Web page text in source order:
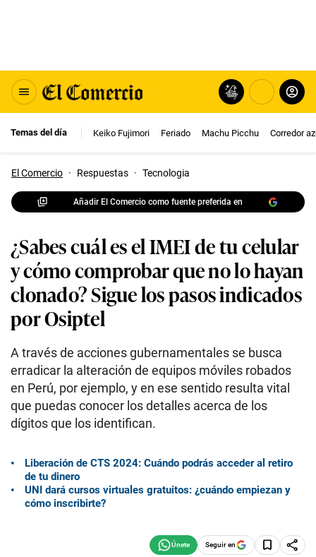
Temas del día Keiko Fujimori Feriado Machu Picchu Corredor
El Comercio · Respuestas · Tecnologia
Añadir El Comercio como fuente preferida en
¿Sabes cuál es el IMEI de tu celular
y cómo comprobar que no lo hayan
clonado? Sigue los pasos indicados
por Osiptel
A través de acciones gubernamentales se busca
erradicar la alteración de equipos móviles robados
en Perú, por ejemplo, y en ese sentido resulta vital
que puedas conocer los detalles acerca de los
dígitos que los identifican.
Liberación de CTS 2024: Cuándo podrás acceder al retiro
de tu dinero
UNI dará cursos virtuales gratuitos: ¿cuándo empiezan y
cómo inscribirte?
Seguir en